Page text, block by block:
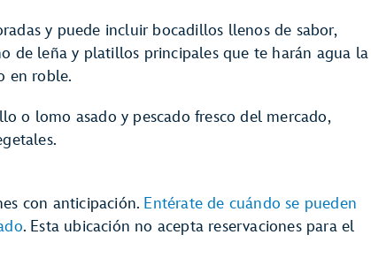
y puede incluir bocadillos llenos de sabor,
de leña y platillos principales que te harán agua la
en roble.
o lomo asado y pescado fresco del mercado,
con anticipación. Entérate de cuándo se pueden
. Esta ubicación no acepta reservaciones para el